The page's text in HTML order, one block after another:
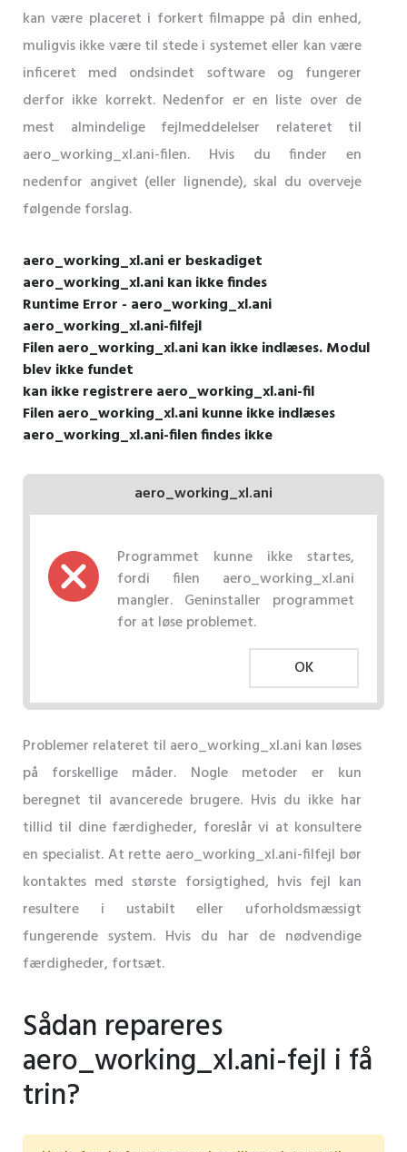
kan være placeret i forkert filmappe på din enhed,
muligvis ikke være til stede i systemet eller kan være
inficeret med ondsindet software og fungerer
derfor ikke korrekt. Nedenfor er en liste over de
mest almindelige fejlmeddelelser relateret til
aero_working_xl.ani-filen. Hvis du finder en
nedenfor angivet (eller lignende), skal du overveje
følgende forslag.
aero_working_xl.ani er beskadiget
aero_working_xl.ani kan ikke findes
Runtime Error - aero_working_xl.ani
aero_working_xl.ani-filfejl
Filen aero_working_xl.ani kan ikke indlæses. Modul
blev ikke fundet
kan ikke registrere aero_working_xl.ani-fil
Filen aero_working_xl.ani kunne ikke indlæses
aero_working_xl.ani-filen findes ikke
aero_working_xl.ani
Programmet kunne ikke startes,
fordi filen aero_working_xl.ani
mangler. Geninstaller programmet
for at løse problemet.
OK
Problemer relateret til aero_working_xl.ani kan løses
på forskellige måder. Nogle metoder er kun
beregnet til avancerede brugere. Hvis du ikke har
tillid til dine færdigheder, foreslår vi at konsultere
en specialist. At rette aero_working_xl.ani-filfejl bør
kontaktes med største forsigtighed, hvis fejl kan
resultere i ustabilt eller uforholdsmæssigt
fungerende system. Hvis du har de nødvendige
færdigheder, fortsæt.
Sådan repareres
aero_working_xl.ani-fejl i få
trin?